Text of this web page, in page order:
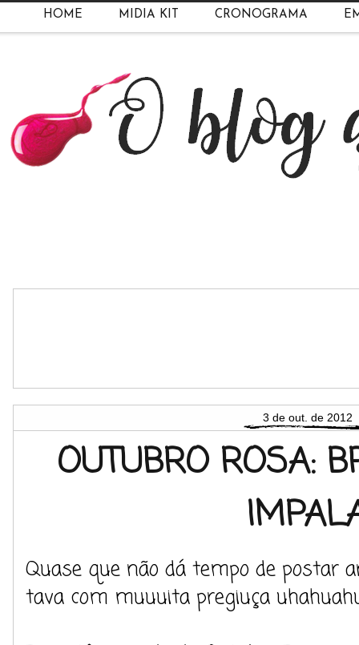
HOME MIDIA KIT CRONOGRAMA
3 de out. de 2012
OUTUBRO ROSA:
Quase que não dá tempo de postar
tava com muuuita pregiuça